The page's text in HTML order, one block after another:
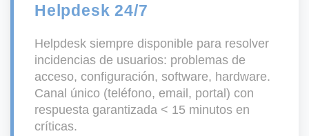
Helpdesk 24/7
Helpdesk siempre disponible para resolver
incidencias de usuarios: problemas de
acceso, configuración, software, hardware.
Canal único (teléfono, email, portal) con
respuesta garantizada < 15 minutos en
críticas.